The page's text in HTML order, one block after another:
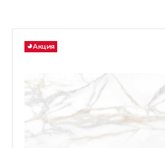
Акция